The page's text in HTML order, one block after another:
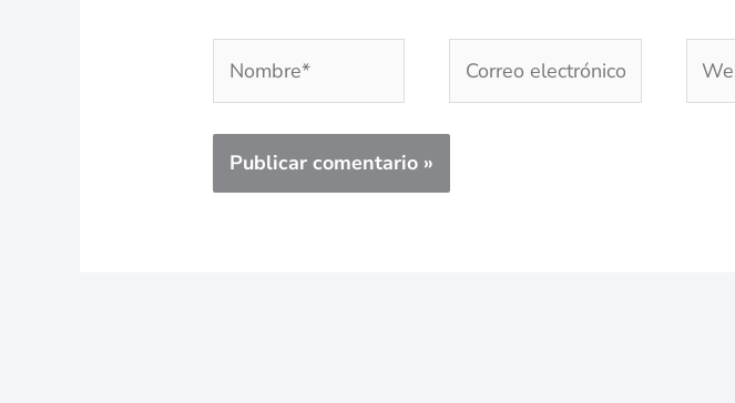
electrónico*